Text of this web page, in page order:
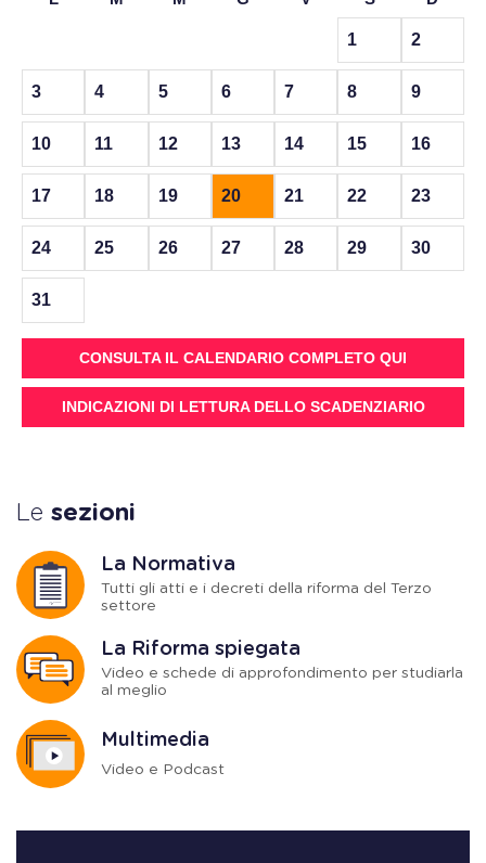
1 2
3 4 5 6 7 8 9
10 11 12 13 14 15 16
17 18 19 20 21 22 23
24 25 26 27 28 29 30
31
CONSULTA IL CALENDARIO COMPLETO QUI
INDICAZIONI DI LETTURA DELLO SCADENZIARIO
Le sezioni
La Normativa
Tutti gli atti e i decreti della riforma del Terzo
settore
La Riforma spiegata
Video e schede di approfondimento per studiarla
al meglio
Multimedia
Video e Podcast